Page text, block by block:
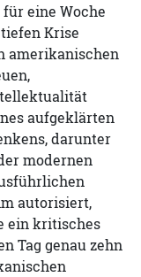
eine Woche
Krise
amerikanischen
aufgeklärten
darunter
modernen
autorisiert,
ein kritisches
Tag genau zehn